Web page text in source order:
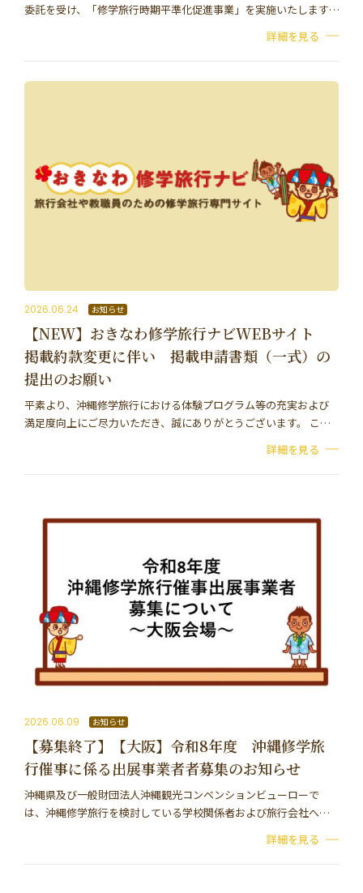
委託を受け、「修学旅行時期平準化促進事業」を実施いたします。
本事業は、沖縄県内における修学旅行の実施時期の集中緩和を目
詳細を見る
2026.06.24 お知らせ
【NEW】おきなわ修学旅行ナビWEBサイト
掲載約款変更に伴い 掲載申請書類（一式）の
提出のお願い
平素より、沖縄修学旅行における体験プログラム等の充実および
満足度向上にご尽力いただき、誠にありがとうございます。 この
詳細を見る
2026.06.09 お知らせ
【募集終了】【大阪】令和8年度 沖縄修学旅
行催事に係る出展事業者者募集のお知らせ
沖縄県及び一般財団法人沖縄観光コンベンションビューローで
は、沖縄修学旅行を検討している学校関係者および旅行会社へ向
けて、沖縄修学旅行の魅力や、学習効果を広く発信し、本県での
修学旅行誘致促進に資することを目的に「沖縄修学旅…
詳細を見る